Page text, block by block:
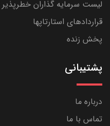
لیست سرمایه گذاران خطرپذیر VC
قراردادهای استارتاپها
پخش زنده
پشتیبانی
درباره ما
تماس با ما